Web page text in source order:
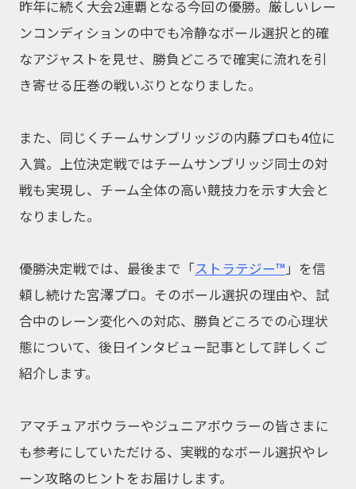
昨年に続く大会2連覇となる今回の優勝。厳しいレー
ンコンディションの中でも冷静なボール選択と的確
なアジャストを見せ、勝負どころで確実に流れを引
き寄せる圧巻の戦いぶりとなりました。
また、同じくチームサンブリッジの内藤プロも4位に
入賞。上位決定戦ではチームサンブリッジ同士の対
戦も実現し、チーム全体の高い競技力を示す大会と
なりました。
優勝決定戦では、最後まで「ストラテジー™」を信
頼し続けた宮澤プロ。そのボール選択の理由や、試
合中のレーン変化への対応、勝負どころでの心理状
態について、後日インタビュー記事として詳しくご
紹介します。
アマチュアボウラーやジュニアボウラーの皆さまに
も参考にしていただける、実戦的なボール選択やレ
ーン攻略のヒントをお届けします。